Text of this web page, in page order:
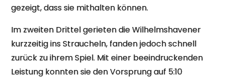
gezeigt, dass sie mithalten können.
Im zweiten Drittel gerieten die Wilhelmshavener
kurzzeitig ins Straucheln, fanden jedoch schnell
zurück zu ihrem Spiel. Mit einer beeindruckenden
Leistung konnten sie den Vorsprung auf 5:10